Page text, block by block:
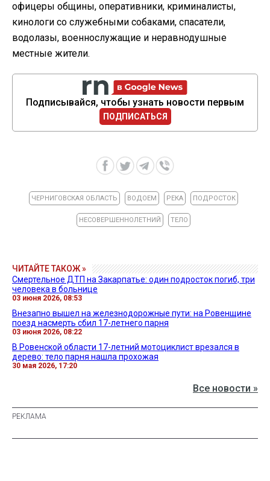
офицеры общины, оперативники, криминалисты,
кинологи со служебными собаками, спасатели,
водолазы, военнослужащие и неравнодушные
местные жители.
Подписывайся, чтобы узнать новости первым
ПОДПИСАТЬСЯ
ЧЕРНИГОВСКАЯ ОБЛАСТЬ ВОДОЕМ РЕКА ПОДРОСТОК
НЕСОВЕРШЕННОЛЕТНИЙ ТЕЛО
ЧИТАЙТЕ ТАКОЖ »
Смертельное ДТП на Закарпатье: один подросток погиб, три
человека в больнице
03 июня 2026, 08:53
Внезапно вышел на железнодорожные пути: на Ровенщине
поезд насмерть сбил 17-летнего парня
03 июня 2026, 08:22
В Ровенской области 17-летний мотоциклист врезался в
дерево: тело парня нашла прохожая
30 мая 2026, 17:20
Все новости »